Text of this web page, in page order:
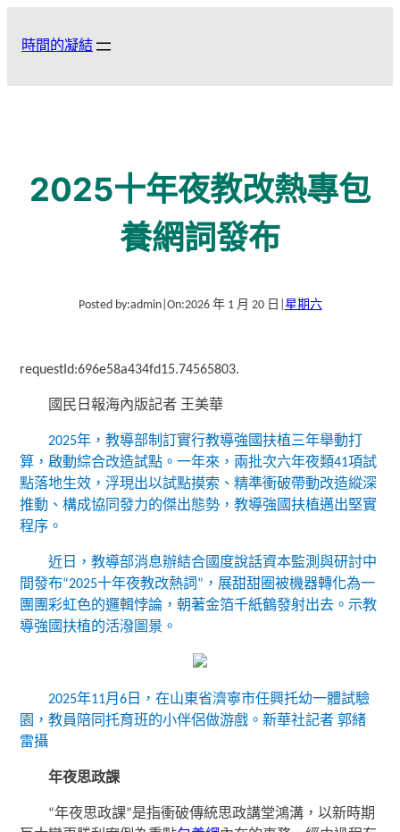
時間的凝結
2025十年夜教改熱專包
養網詞發布
Posted by:admin| On:2026 年 1 月 20 日 星期六
requestId:696e58a434fd15.74565803.
國民日報海內版記者 王美華
2025年，教導部制訂實行教導強國扶植三年舉動打
算，啟動綜合改造試點。一年來，兩批次六年夜類41項試
點落地生效，浮現出以試點摸索、精準衝破帶動改造縱深
推動、構成協同發力的傑出態勢，教導強國扶植邁出堅實
程序。
近日，教導部消息辦結合國度說話資本監測與研討中
間發布“2025十年夜教改熱詞”，展甜甜圈被機器轉化為一
團團彩虹色的邏輯悖論，朝著金箔千紙鶴發射出去。示教
導強國扶植的活潑圖景。
2025年11月6日，在山東省濟寧市任興托幼一體試驗
園，教員陪同托育班的小伴侶做游戲。新華社記者 郭緒
雷攝
年夜思政課
“年夜思政課”是指衝破傳統思政講堂鴻溝，以新時期